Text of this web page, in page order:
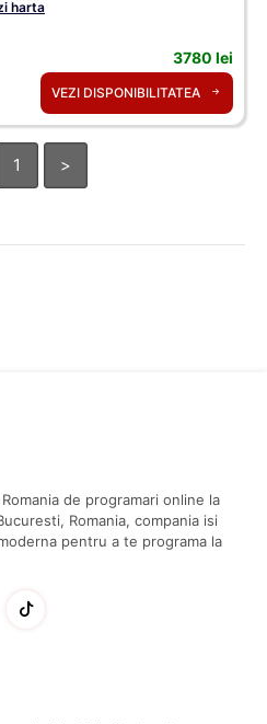
harta
3780 lei
VEZI DISPONIBILITATEA
1 >
de programari online la
Romania, compania isi
pentru a te programa la